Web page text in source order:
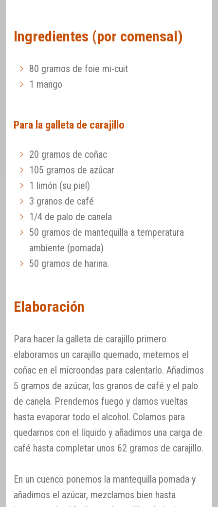
Ingredientes (por comensal)
80 gramos de foie mi-cuit
1 mango
Para la galleta de carajillo
20 gramos de coñac
105 gramos de azúcar
1 limón (su piel)
3 granos de café
1/4 de palo de canela
50 gramos de mantequilla a temperatura
ambiente (pomada)
50 gramos de harina.
Elaboración
Para hacer la galleta de carajillo primero
elaboramos un carajillo quemado, metemos el
coñac en el microondas para calentarlo. Añadimos
5 gramos de azúcar, los granos de café y el palo
de canela. Prendemos fuego y damos vueltas
hasta evaporar todo el alcohol. Colamos para
quedarnos con el líquido y añadimos una carga de
café hasta completar unos 62 gramos de carajillo.
En un cuenco ponemos la mantequilla pomada y
añadimos el azúcar, mezclamos bien hasta